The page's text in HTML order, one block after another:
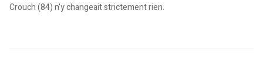
Crouch (84) n'y changeait strictement rien.